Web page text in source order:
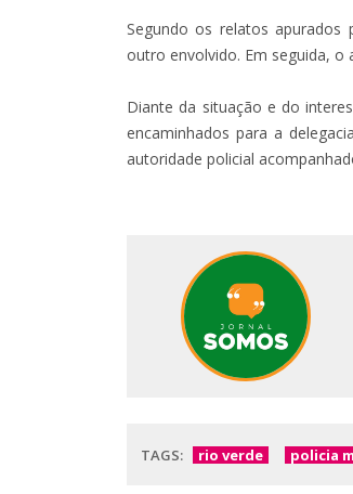
Segundo os relatos
outro envolvido. Em seguida, o
Diante da situação e do
encaminhados para a
autoridade policial
TAGS: rio verde policia